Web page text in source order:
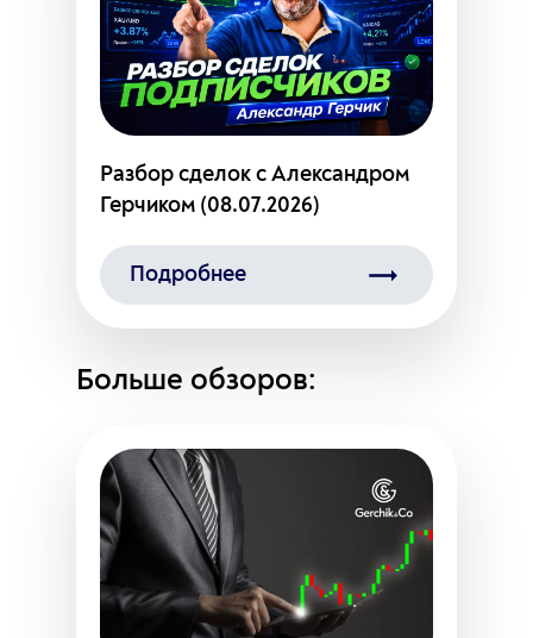
Разбор сделок с Александром
Герчиком (08.07.2026)
Подробнее
Больше обзоров: